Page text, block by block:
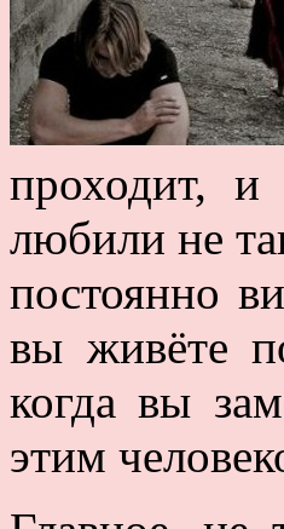
проходит, и
любили не
постоянно
вы живёте
когда вы
этим